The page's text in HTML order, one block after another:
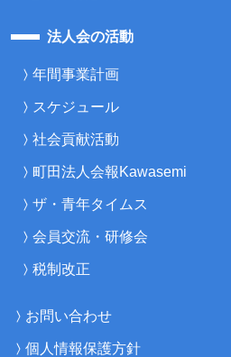
法人会の活動
年間事業計画
スケジュール
社会貢献活動
町田法人会報Kawasemi
ザ・青年タイムス
会員交流・研修会
税制改正
お問い合わせ
個人情報保護方針